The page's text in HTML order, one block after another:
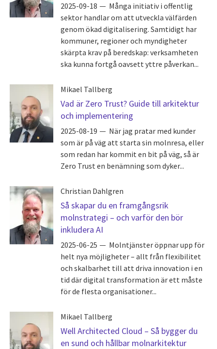
2025-09-18
Många initiativ i offentlig
sektor handlar om att utveckla välfärden
genom ökad digitalisering. Samtidigt har
kommuner, regioner och myndigheter
skärpta krav på beredskap: verksamheten
ska kunna fortgå oavsett yttre påverkan...
Mikael Tallberg
Vad är Zero Trust? Guide till arkitektur
och implementering
2025-08-19
När jag pratar med kunder
som är på väg att starta sin molnresa, eller
som redan har kommit en bit på väg, så är
Zero Trust en benämning som dyker...
Christian Dahlgren
Så skapar du en framgångsrik
molnstrategi – och varför den bör
inkludera AI
2025-06-25
Molntjänster öppnar upp för
helt nya möjligheter – allt från flexibilitet
och skalbarhet till att driva innovation i en
tid där digital transformation är ett måste
för de flesta organisationer...
Mikael Tallberg
Well Architected Cloud – Så bygger du
en sund och hållbar molnarkitektur